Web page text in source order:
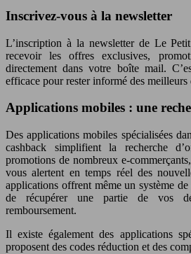
Inscrivez-vous à la newsletter
L’inscription à la newsletter de Le
recevoir les offres exclusives,
directement dans votre boîte mail.
efficace pour rester informé des meilleurs
Applications mobiles : une
Des applications mobiles spécialisées
cashback simplifient la recherche
promotions de nombreux e-
vous alertent en temps réel des
applications offrent même un système
de récupérer une partie de vos
remboursement.
Il existe également des applications
proposent des codes réduction et des